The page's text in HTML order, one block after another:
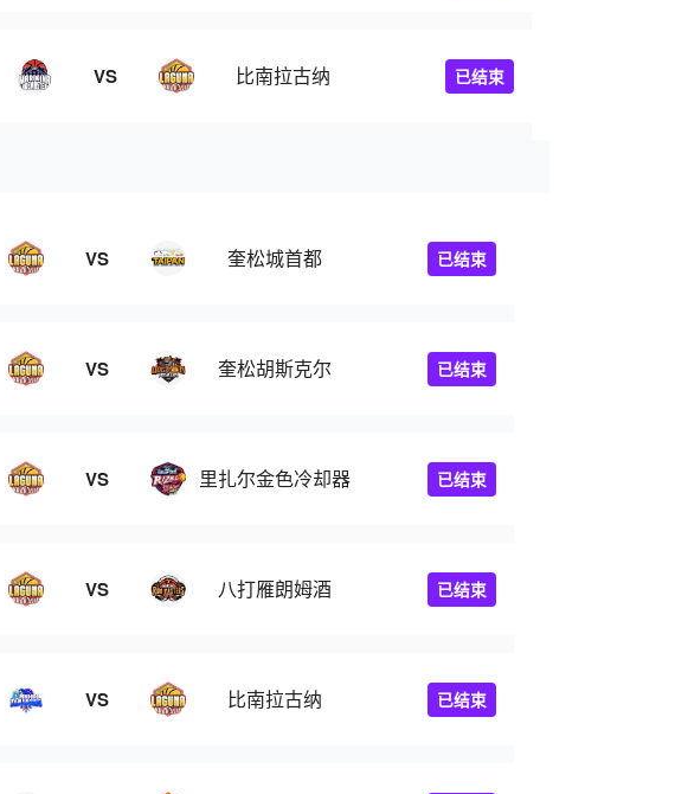
VS 比南拉古纳 已结束
VS 奎松城首都 已结束
VS 奎松胡斯克尔 已结束
VS 里扎尔金色冷却器 已结束
VS 八打雁朗姆酒 已结束
VS 比南拉古纳 已结束